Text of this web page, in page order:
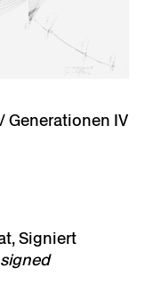
Generationen IV
Signiert